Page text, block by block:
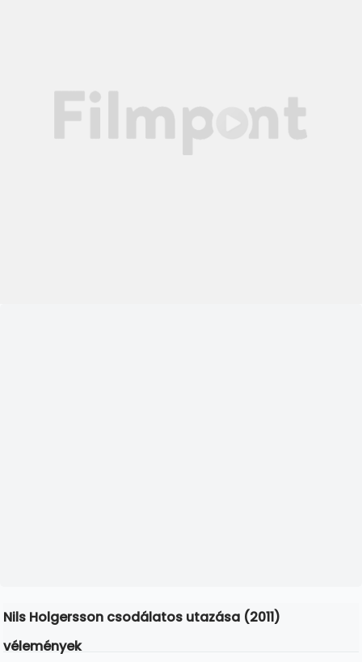
Nils Holgersson csodálatos utazása (2011)
vélemények